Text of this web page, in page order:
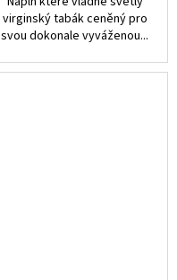
virginský tabák ceněný pro
svou dokonale vyváženou...